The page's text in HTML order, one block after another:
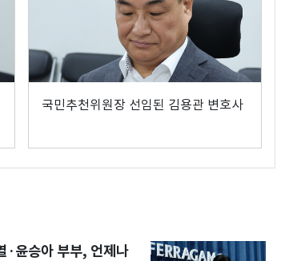
국민추천위원장 선임된 김용관 변호사
·윤승아 부부, 언제나